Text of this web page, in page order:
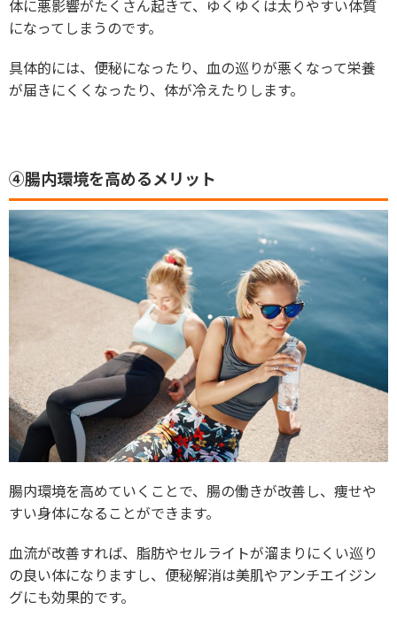
体に悪影響がたくさん起きて、ゆくゆくは太りやすい体質
になってしまうのです。
具体的には、便秘になったり、血の巡りが悪くなって栄養
が届きにくくなったり、体が冷えたりします。
④腸内環境を高めるメリット
腸内環境を高めていくことで、腸の働きが改善し、痩せや
すい身体になることができます。
血流が改善すれば、脂肪やセルライトが溜まりにくい巡り
の良い体になりますし、便秘解消は美肌やアンチエイジン
グにも効果的です。